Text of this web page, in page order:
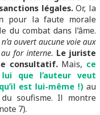
légales.Or, la
pour la faute morale
du combat dans l’âme.
ouvert aucune voie aux
for interne. Le juriste
consultatif.Mais, ce
que l’auteur veut
est lui-même !) au
soufisme. Il montre
7).